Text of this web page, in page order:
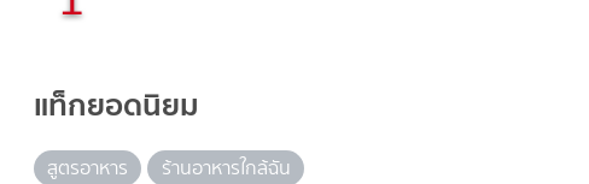
แท็กยอดนิยม
สูตรอาหาร
ร้านอาหารใกล้ฉัน